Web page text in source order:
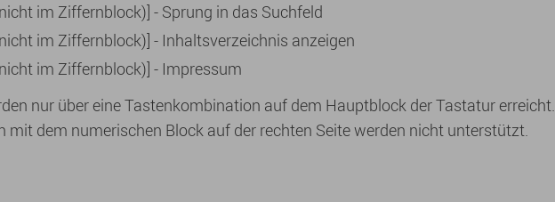
im Ziffernblock)] - Sprung in das Suchfeld
im Ziffernblock)] - Inhaltsverzeichnis anzeigen
im Ziffernblock)] - Impressum
nur über eine Tastenkombination auf dem Hauptblock der Tastatur erreicht.
mit dem numerischen Block auf der rechten Seite werden nicht unterstützt.